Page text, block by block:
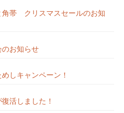
角帯 クリスマスセールのお知
お知らせ
しキャンペーン！
活しました！